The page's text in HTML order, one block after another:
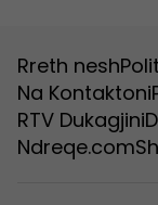
Rreth nesh
Na Kontaktoni
RTV Dukagjini
Ndreqe.com